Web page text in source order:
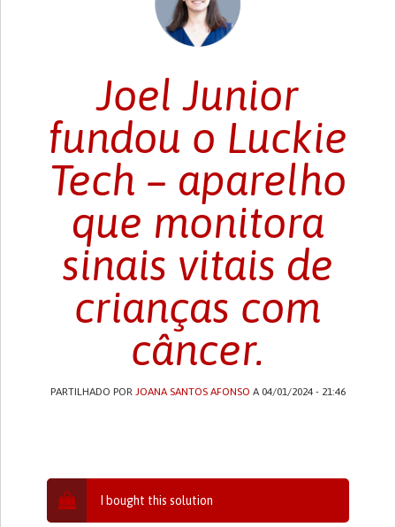
Joel Junior
fundou o Luckie
Tech – aparelho
que monitora
sinais vitais de
crianças com
câncer.
PARTILHADO POR JOANA SANTOS AFONSO A 04/01/2024 - 21:46
I bought this solution